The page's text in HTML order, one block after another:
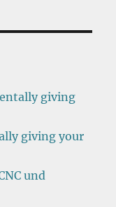
giving
giving your
und